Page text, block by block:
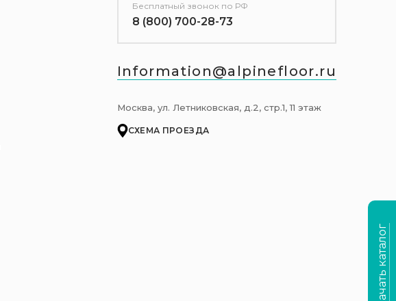
Бесплатный звонок по РФ
8 (800) 700-28-73
Information@alpinefloor.ru
Москва, ул. Летниковская, д.2, стр.1, 11 этаж
СХЕМА ПРОЕЗДА
Скачать каталог